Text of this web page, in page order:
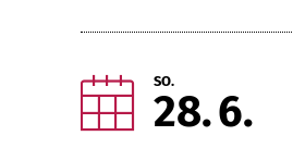
SO.
28 6